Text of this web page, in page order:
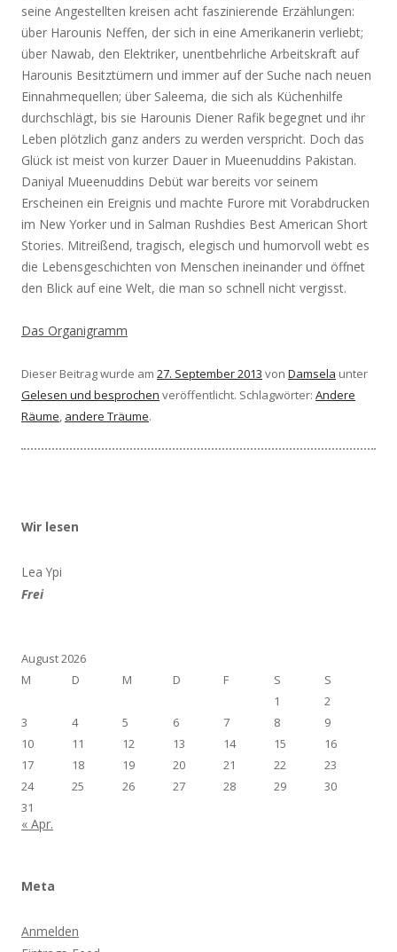
seine Angestellten kreisen acht faszinierende Erzählungen:
über Harounis Neffen, der sich in eine Amerikanerin verliebt;
über Nawab, den Elektriker, unentbehrliche Arbeitskraft auf
Harounis Besitztümern und immer auf der Suche nach neuen
Einnahmequellen; über Saleema, die sich als Küchenhilfe
durchschlägt, bis sie Harounis Diener Rafik begegnet und ihr
Leben plötzlich ganz anders zu werden verspricht. Doch das
Glück ist meist von kurzer Dauer in Mueenuddins Pakistan.
Daniyal Mueenuddins Debüt war bereits vor seinem
Erscheinen ein Ereignis und machte Furore mit Vorabdrucken
im New Yorker und in Salman Rushdies Best American Short
Stories. Mitreißend, tragisch, elegisch und humorvoll webt es
die Lebensgeschichten von Menschen ineinander und öffnet
den Blick auf eine Welt, die man so schnell nicht vergisst.
Das Organigramm
Dieser Beitrag wurde am 27. September 2013 von Damsela unter
Gelesen und besprochen veröffentlicht. Schlagwörter: Andere
Räume, andere Träume.
Wir lesen
Lea Ypi
Frei
August 2026
M
D M D F S
S
1
2
3
4 5 6 7 8
9
10
11 12 13 14 15
16
17
18 19 20 21 22
23
24
25 26 27 28 29
30
31
« Apr.
Meta
Anmelden